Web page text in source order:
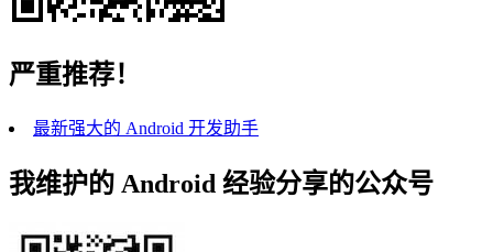
严重推荐！
最新强大的 Android 开发助手
我维护的 Android 经验分享的公众号